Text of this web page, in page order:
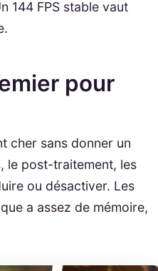
144 FPS stable vaut
pour
cher sans donner un
le post-traitement, les
ou désactiver. Les
a assez de mémoire,